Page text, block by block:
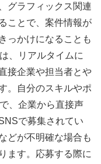
グラフィックス関連
ことで、案件情報が
っかけになることも
、リアルタイムに
接企業や担当者とや
。自分のスキルやポ
、企業から直接声
で募集されてい
どが不明確な場合も
ます。応募する際に